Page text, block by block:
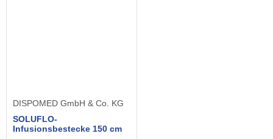
DISPOMED GmbH & Co. KG
SOLUFLO-
Infusionsbestecke 150 cm